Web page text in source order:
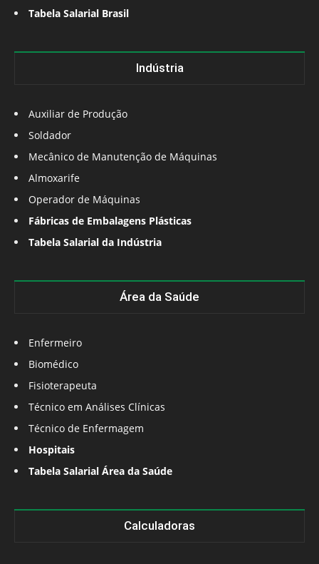
Tabela Salarial Brasil
Indústria
Auxiliar de Produção
Soldador
Mecânico de Manutenção de Máquinas
Almoxarife
Operador de Máquinas
Fábricas de Embalagens Plásticas
Tabela Salarial da Indústria
Área da Saúde
Enfermeiro
Biomédico
Fisioterapeuta
Técnico em Análises Clínicas
Técnico de Enfermagem
Hospitais
Tabela Salarial Área da Saúde
Calculadoras